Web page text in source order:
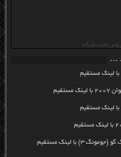
تحت شبکه
…
لینک مستقیم
لینک مستقیم
با لینک مستقیم